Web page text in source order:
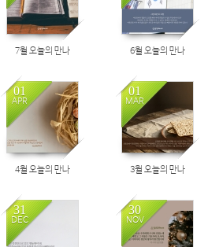
7월 오늘의 만나 6월 오늘의 만나
01
APR
4월 오늘의 만나
01
MAR
3월 오늘의 만나
31
DEC
30
NOV